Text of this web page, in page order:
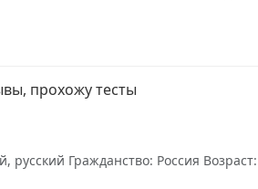
прохожу тесты
Гражданство: Россия